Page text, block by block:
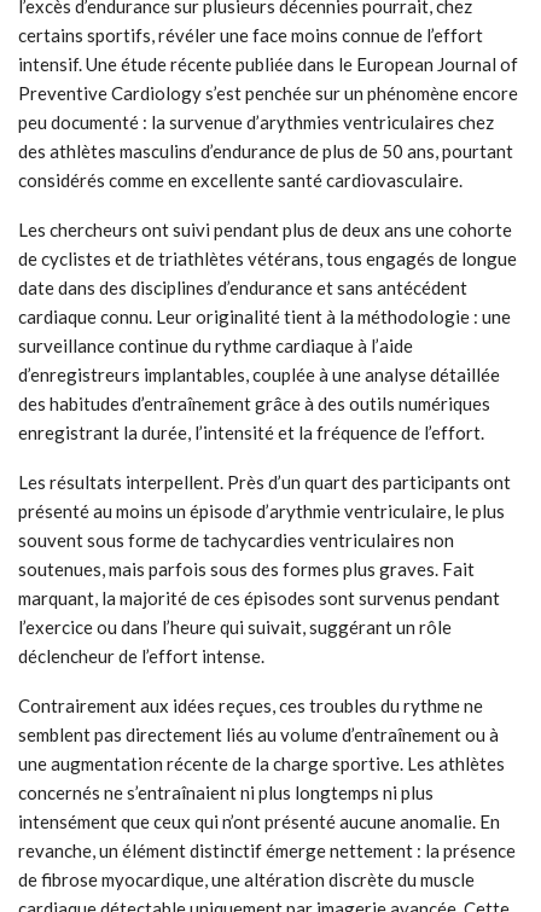
l’excès d’endurance sur plusieurs décennies pourrait, chez
certains sportifs, révéler une face moins connue de l’effort
intensif. Une étude récente publiée dans le European Journal of
Preventive Cardiology s’est penchée sur un phénomène encore
peu documenté : la survenue d’arythmies ventriculaires chez
des athlètes masculins d’endurance de plus de 50 ans, pourtant
considérés comme en excellente santé cardiovasculaire.
Les chercheurs ont suivi pendant plus de deux ans une cohorte
de cyclistes et de triathlètes vétérans, tous engagés de longue
date dans des disciplines d’endurance et sans antécédent
cardiaque connu. Leur originalité tient à la méthodologie : une
surveillance continue du rythme cardiaque à l’aide
d’enregistreurs implantables, couplée à une analyse détaillée
des habitudes d’entraînement grâce à des outils numériques
enregistrant la durée, l’intensité et la fréquence de l’effort.
Les résultats interpellent. Près d’un quart des participants ont
présenté au moins un épisode d’arythmie ventriculaire, le plus
souvent sous forme de tachycardies ventriculaires non
soutenues, mais parfois sous des formes plus graves. Fait
marquant, la majorité de ces épisodes sont survenus pendant
l’exercice ou dans l’heure qui suivait, suggérant un rôle
déclencheur de l’effort intense.
Contrairement aux idées reçues, ces troubles du rythme ne
semblent pas directement liés au volume d’entraînement ou à
une augmentation récente de la charge sportive. Les athlètes
concernés ne s’entraînaient ni plus longtemps ni plus
intensément que ceux qui n’ont présenté aucune anomalie. En
revanche, un élément distinctif émerge nettement : la présence
de fibrose myocardique, une altération discrète du muscle